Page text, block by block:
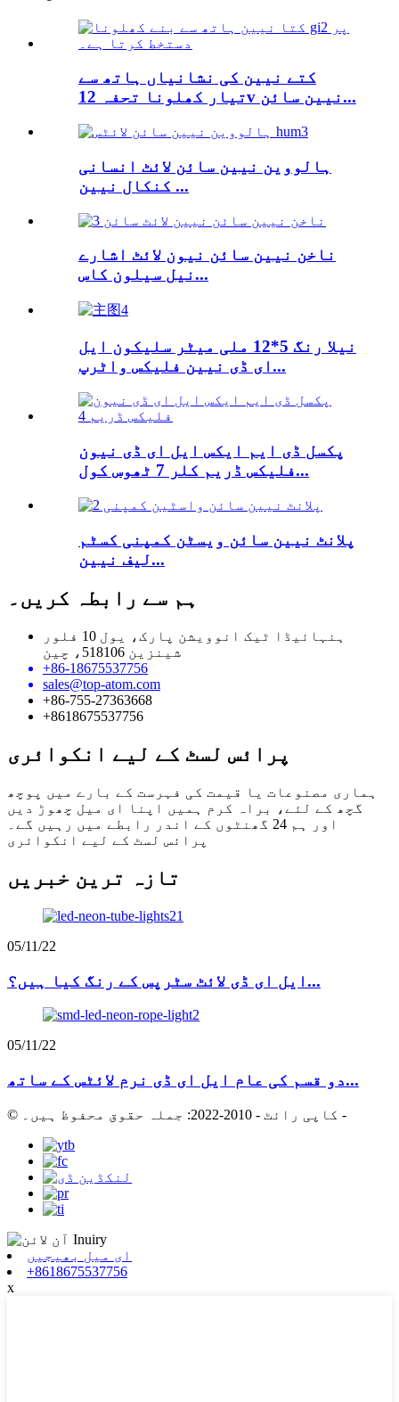
کتے نیین کی نشانیاں ہاتھ سے
تیار کھلونا تحفہ 12v نیین سائن...
ہالووین نیین سائن لائٹ انسانی
کنکال نیین ...
ناخن نیین سائن نیون لائٹ اشارے
نیل سیلون کاس...
نیلا رنگ 5*12 ملی میٹر سلیکون ایل
ای ڈی نیین فلیکس واٹرپ...
پکسل ڈی ایم ایکس ایل ای ڈی نیون
فلیکس ڈریم کلر 7 ٹھوس کول...
پلانٹ نیین سائن ویسٹن کمپنی کسٹم
لیف نیین...
ہم سے رابطہ کریں۔
ہنہائیڈا ٹیک انوویشن پارک، یول 10 فلور
شینزین 518106، چین
+86-18675537756
sales@top-atom.com
+86-755-27363668
+8618675537756
پرائس لسٹ کے لیے انکوائری
ہماری مصنوعات یا قیمت کی فہرست کے بارے میں پوچھ
گچھ کے لئے، براہ کرم ہمیں اپنا ای میل چھوڑ دیں
اور ہم 24 گھنٹوں کے اندر رابطے میں رہیں گے۔
پرائس لسٹ کے لیے انکوائری
تازہ ترین خبریں
05/11/22
ایل ای ڈی لائٹ سٹرپس کے رنگ کیا ہیں؟...
05/11/22
دو قسم کی عام ایل ای ڈی نرم لائٹس کے ساتھ...
© کاپی رائٹ - 2010-2022: جملہ حقوق محفوظ ہیں۔ -
ای میل بھیجیں
+8618675537756
x